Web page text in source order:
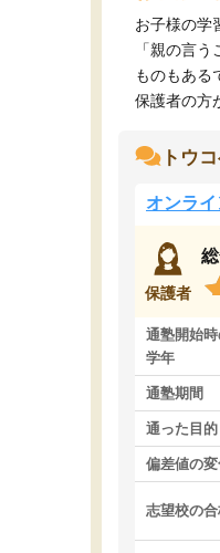
お子様の学
「親の言
ものもある
保護者の方
トウ
オンラ
保護者
通塾開始
学年
通塾期間
通った目的
偏差値の
志望校の